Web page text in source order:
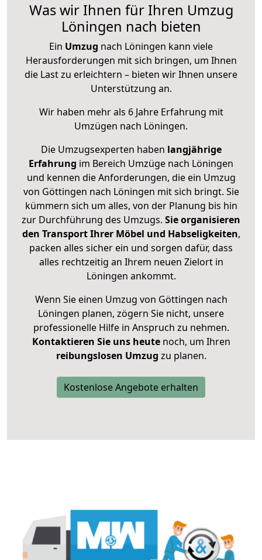
Was wir Ihnen für Ihren Umzug
Löningen nach bieten
Ein Umzug nach Löningen kann viele
Herausforderungen mit sich bringen, um Ihnen
die Last zu erleichtern – bieten wir Ihnen unsere
Unterstützung an.
Wir haben mehr als 6 Jahre Erfahrung mit
Umzügen nach Löningen.
Die Umzugsexperten haben langjährige
Erfahrung im Bereich Umzüge nach Löningen
und kennen die Anforderungen, die ein Umzug
von Göttingen nach Löningen mit sich bringt. Sie
kümmern sich um alles, von der Planung bis hin
zur Durchführung des Umzugs. Sie organisieren
den Transport Ihrer Möbel und Habseligkeiten,
packen alles sicher ein und sorgen dafür, dass
alles rechtzeitig an Ihrem neuen Zielort in
Löningen ankommt.
Wenn Sie einen Umzug von Göttingen nach
Löningen planen, zögern Sie nicht, unsere
professionelle Hilfe in Anspruch zu nehmen.
Kontaktieren Sie uns heutenoch, um Ihren
reibungslosen Umzug zu planen.
Kostenlose Angebote erhalten